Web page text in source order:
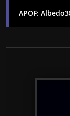
APOF: